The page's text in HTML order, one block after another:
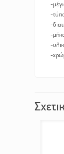
-
-
-
-
-
-